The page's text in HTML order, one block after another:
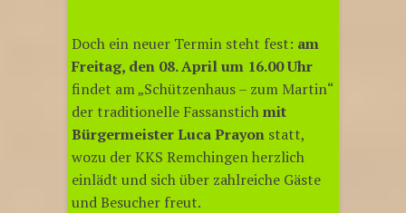
Doch ein neuer Termin steht fest: am
Freitag, den 08. April um 16.00 Uhr
findet am „Schützenhaus – zum Martin“
der traditionelle Fassanstichmit
Bürgermeister Luca Prayon statt,
wozu der KKS Remchingen herzlich
einlädt und sich über zahlreiche Gäste
und Besucher freut.